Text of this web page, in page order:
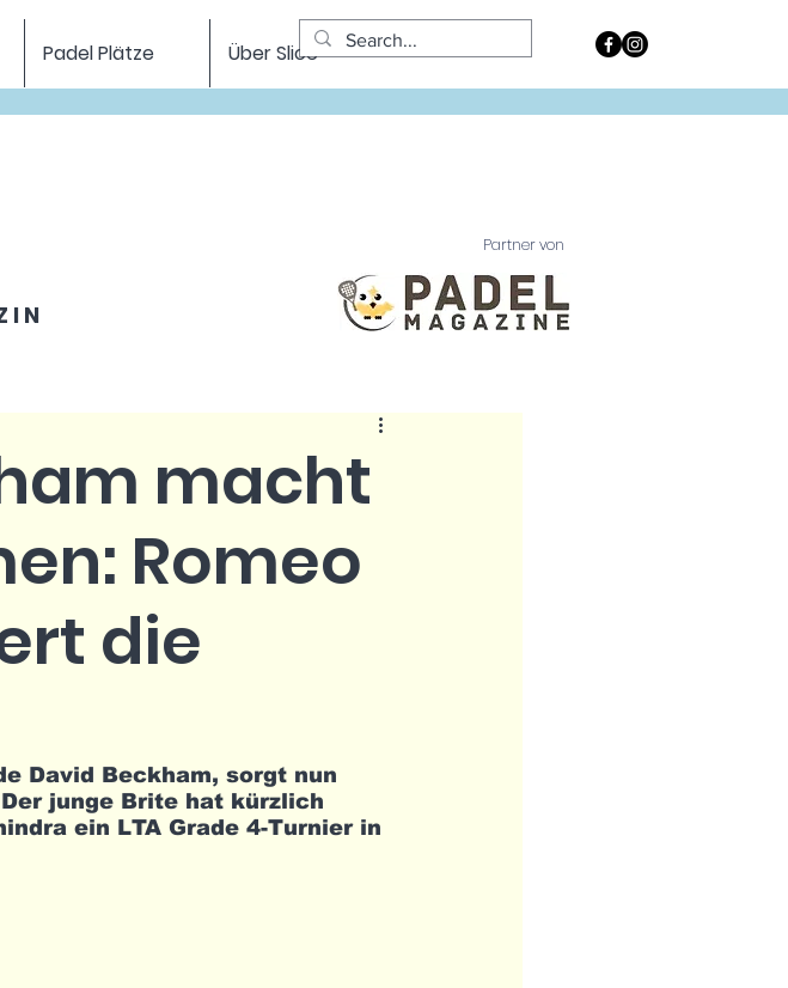
Padel Plätze Über Slice
I N
Partner von
macht
Romeo
die
David Beckham, sorgt nun
junge Brite hat kürzlich
ein LTA Grade 4-Turnier in